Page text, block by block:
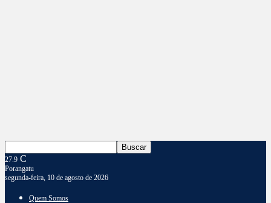
27.9 C
Porangatu
segunda-feira, 10 de agosto de 2026
Quem Somos